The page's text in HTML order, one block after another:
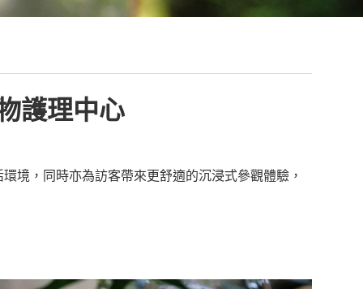
護理中心
境，同時亦為訪客帶來更舒適的沉浸式參觀體驗，